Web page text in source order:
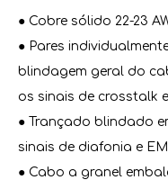
● Cobre sólido 22-23
● Pares
blindagem geral do
os sinais de crosstalk
● Trançado blindado
sinais de diafonia e
● Cabo a granel